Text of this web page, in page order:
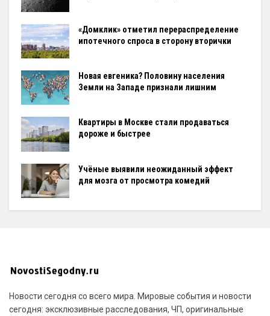
«Домклик» отметил перераспределение
ипотечного спроса в сторону вторички
Новая евгеника? Половину населения
Земли на Западе признали лишним
Квартиры в Москве стали продаваться
дороже и быстрее
Учёные выявили неожиданный эффект
для мозга от просмотра комедий
Новости сегодня со всего мира. Мировые события и новости
сегодня: эксклюзивные расследования, ЧП, оригинальные